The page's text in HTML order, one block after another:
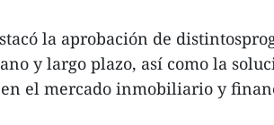
la aprobación de
y largo plazo, así como la
el mercado inmobiliario y